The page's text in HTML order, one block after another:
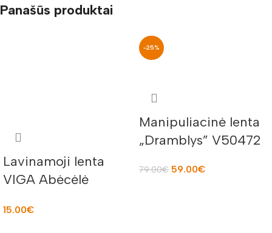
Panašūs produktai
Lavinamoji lenta
VIGA Abėcėlė
15.00€
-25%
Manipuliacinė lenta
„Dramblys” V50472
79.00€ 59.00€